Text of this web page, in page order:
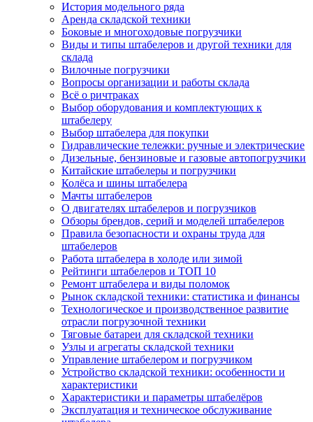
История модельного ряда
Аренда складской техники
Боковые и многоходовые погрузчики
Виды и типы штабелеров и другой техники для
склада
Вилочные погрузчики
Вопросы организации и работы склада
Всё о ричтраках
Выбор оборудования и комплектующих к
штабелеру
Выбор штабелера для покупки
Гидравлические тележки: ручные и электрические
Дизельные, бензиновые и газовые автопогрузчики
Китайские штабелеры и погрузчики
Колёса и шины штабелера
Мачты штабелеров
О двигателях штабелеров и погрузчиков
Обзоры брендов, серий и моделей штабелеров
Правила безопасности и охраны труда для
штабелеров
Работа штабелера в холоде или зимой
Рейтинги штабелеров и ТОП 10
Ремонт штабелера и виды поломок
Рынок складской техники: статистика и финансы
Технологическое и производственное развитие
отрасли погрузочной техники
Тяговые батареи для складской техники
Узлы и агрегаты складской техники
Управление штабелером и погрузчиком
Устройство складской техники: особенности и
характеристики
Характеристики и параметры штабелёров
Эксплуатация и техническое обслуживание